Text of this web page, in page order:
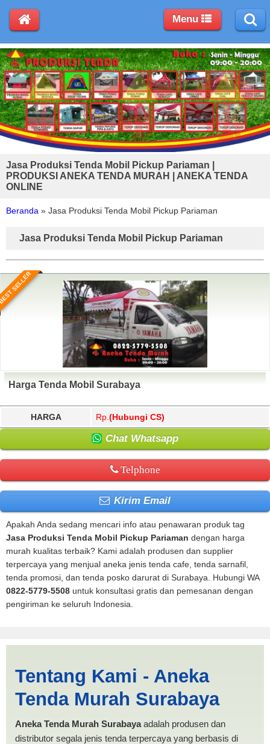
Jasa Produksi Tenda Mobil Pickup Pariaman |
PRODUKSI ANEKA TENDA MURAH | ANEKA TENDA
ONLINE
Beranda » Jasa Produksi Tenda Mobil Pickup Pariaman
Jasa Produksi Tenda Mobil Pickup Pariaman
SELLER
Harga Tenda Mobil Surabaya
HARGA Rp. (Hubungi CS)
Chat Whatsapp
Telphone
Kirim Email
Apakah Anda sedang mencari info atau penawaran produk tag
Jasa Produksi Tenda Mobil Pickup Pariaman dengan harga
murah kualitas terbaik? Kami adalah produsen dan supplier
terpercaya yang menjual aneka jenis tenda cafe, tenda sarnafil,
tenda promosi, dan tenda posko darurat di Surabaya. Hubungi WA
0822-5779-5508 untuk konsultasi gratis dan pemesanan dengan
pengiriman ke seluruh Indonesia.
Pickup Pariaman |
PRODUKSI ANEKA TENDA
MURAH
Tentang Kami - Aneka
Tenda Murah Surabaya
Aneka Tenda Murah Surabayaadalah produsen dan
distributor segala jenis tenda terpercaya yang berbasis di
Menu